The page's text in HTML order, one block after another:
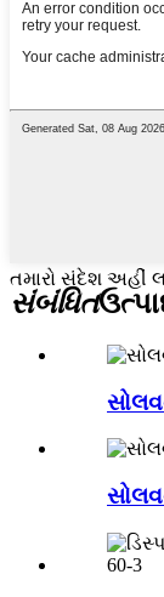
તમારો સંદેશ અહીં
સંબંધિત